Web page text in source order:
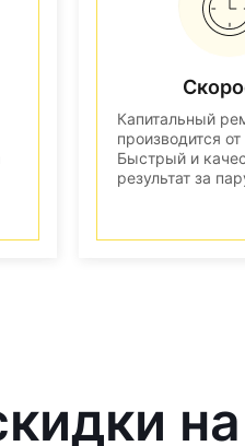
Капитальный
производится
Быстрый и
результат за